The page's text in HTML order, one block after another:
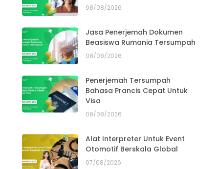
08/08/2026
Jasa Penerjemah Dokumen
Beasiswa Rumania Tersumpah
08/08/2026
Penerjemah Tersumpah
Bahasa Prancis Cepat Untuk
Visa
08/08/2026
Alat Interpreter Untuk Event
Otomotif Berskala Global
07/08/2026